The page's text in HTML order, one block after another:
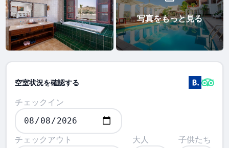
写真をもっと見る
空室状況を確認する
チェックイン
チェックアウト 大人 子供たち